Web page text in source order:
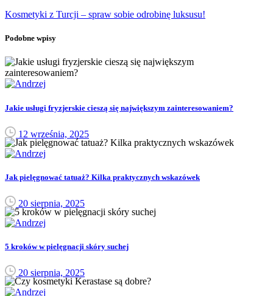
Kosmetyki z Turcji – spraw sobie odrobinę luksusu!
Podobne wpisy
Jakie usługi fryzjerskie cieszą się największym zainteresowaniem?
12 września, 2025
Jak pielęgnować tatuaż? Kilka praktycznych wskazówek
20 sierpnia, 2025
5 kroków w pielęgnacji skóry suchej
20 sierpnia, 2025